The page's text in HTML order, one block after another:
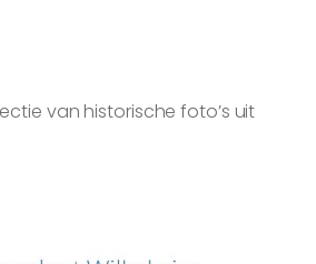
van historische foto’s uit